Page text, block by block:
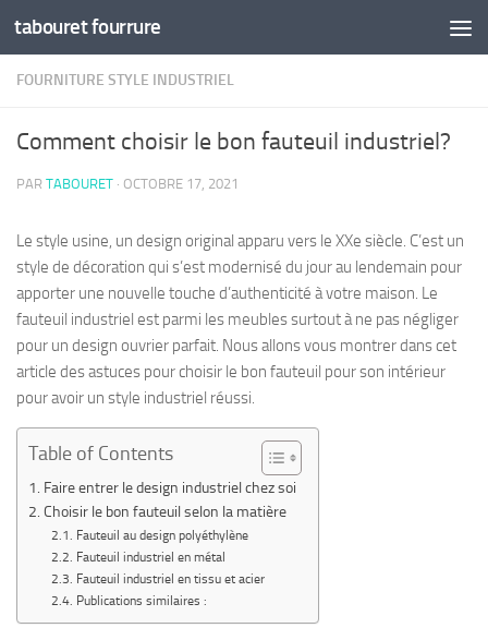
Skip to content
tabouret fourrure
FOURNITURE STYLE INDUSTRIEL
Comment choisir le bon fauteuil industriel?
PAR TABOURET · OCTOBRE 17, 2021
Le style usine, un design original apparu vers le XXe siècle. C’est un
style de décoration qui s’est modernisé du jour au lendemain pour
apporter une nouvelle touche d’authenticité à votre maison. Le
fauteuil industriel est parmi les meubles surtout à ne pas négliger
pour un design ouvrier parfait. Nous allons vous montrer dans cet
article des astuces pour choisir le bon fauteuil pour son intérieur
pour avoir un style industriel réussi.
Table of Contents
Faire entrer le design industriel chez soi
Choisir le bon fauteuil selon la matière
Fauteuil au design polyéthylène
Fauteuil industriel en métal
Fauteuil industriel en tissu et acier
Publications similaires :